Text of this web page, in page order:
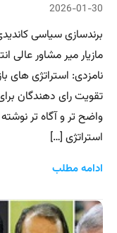
2026-01-30
برندسازی سیاسی
مازیار میر مشاور عالی
نامزدی: استراتژی های
تقویت رای دهندگان
واضح تر و آگاه تر
استراتژی […]
ادامه مطلب